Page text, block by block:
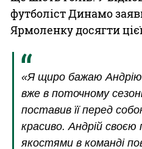
футболіст Динамо
Ярмоленку досягти
«Я щиро бажаю Андрію,
вже в поточному
поставив її перед
красиво. Андрій
якостями в команді